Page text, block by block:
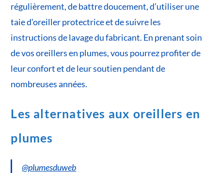
régulièrement, de battre doucement, d’utiliser une
taie d’oreiller protectrice et de suivre les
instructions de lavage du fabricant. En prenant soin
de vos oreillers en plumes, vous pourrez profiter de
leur confort et de leur soutien pendant de
nombreuses années.
Les alternatives aux oreillers en
plumes
@plumesduweb